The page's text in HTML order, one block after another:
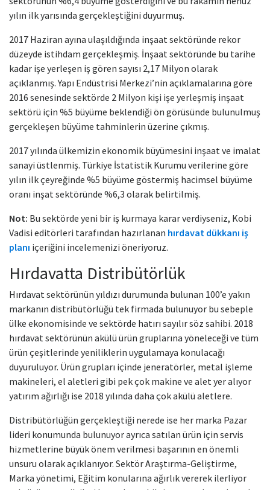
yılın ilk yarısında gerçekleştiğini duyurmuş.
2017 Haziran ayına ulaşıldığında inşaat sektöründe rekor
düzeyde istihdam gerçekleşmiş. İnşaat sektöründe bu tarihe
kadar işe yerleşen iş gören sayısı 2,17 Milyon olarak
açıklanmış. Yapı Endüstrisi Merkezi’nin açıklamalarına göre
2016 senesinde sektörde 2 Milyon kişi işe yerleşmiş inşaat
sektörü için %5 büyüme beklendiği ön görüsünde bulunulmuş
gerçekleşen büyüme tahminlerin üzerine çıkmış.
2017 yılında ülkemizin ekonomik büyümesini inşaat ve imalat
sanayi üstlenmiş. Türkiye İstatistik Kurumu verilerine göre
yılın ilk çeyreğinde %5 büyüme göstermiş hacimsel büyüme
oranı inşat sektöründe %6,3 olarak belirtilmiş.
Not: Bu sektörde yeni bir iş kurmaya karar verdiyseniz, Kobi
Vadisi editörleri tarafından hazırlanan hırdavat dükkanı iş
planı içeriğini incelemenizi öneriyoruz.
Hırdavatta Distribütörlük
Hırdavat sektörünün yıldızı durumunda bulunan 100’e yakın
markanın distribütörlüğü tek firmada bulunuyor bu sebeple
ülke ekonomisinde ve sektörde hatırı sayılır söz sahibi. 2018
hırdavat sektörünün akülü ürün gruplarına yöneleceği ve tüm
ürün çeşitlerinde yeniliklerin uygulamaya konulacağı
duyuruluyor. Ürün grupları içinde jeneratörler, metal işleme
makineleri, el aletleri gibi pek çok makine ve alet yer alıyor
yatırım ağırlığı ise 2018 yılında daha çok akülü aletlere.
Distribütörlüğün gerçekleştiği nerede ise her marka Pazar
lideri konumunda bulunuyor ayrıca satılan ürün için servis
hizmetlerine büyük önem verilmesi başarının en önemli
unsuru olarak açıklanıyor. Sektör Araştırma-Geliştirme,
Marka yönetimi, Eğitim konularına ağırlık vererek ilerliyor